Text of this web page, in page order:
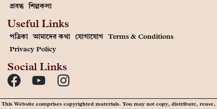
প্রবন্ধ শিল্পকলা
Useful Links
পত্রিকা আমাদের কথা যোগাযোগ Terms & Conditions
Privacy Policy
Social Links
This Website comprises copyrighted materials. You may not copy, distribute, reuse,